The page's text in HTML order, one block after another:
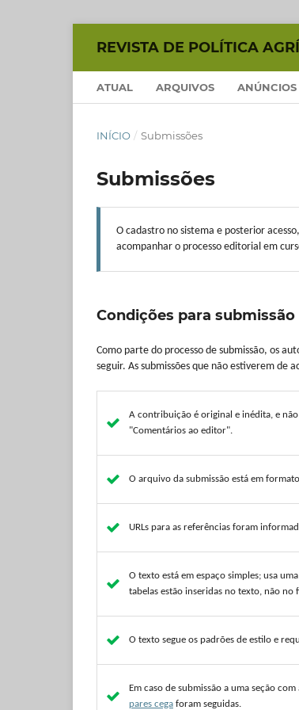
REVISTA DE POLÍTICA
ATUAL ARQUIVOS ANÚNCIOS
INÍCIO / Submissões
Submissões
O cadastro no sistema e posterior
acompanhar o processo editorial em
Condições para submissão
Como parte do processo de submissão, os
seguir. As submissões que não estiverem de
A contribuição é original e inédita, e
"Comentários ao editor".
O arquivo da submissão está em
URLs para as referências foram
O texto está em espaço simples; usa
tabelas estão inseridas no texto, não
O texto segue os padrões de estilo e
Em caso de submissão a uma seção
pares cegaforam seguidas.